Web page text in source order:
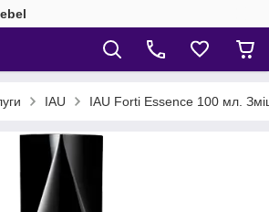
IAU IAU Forti Essence 100 мл.